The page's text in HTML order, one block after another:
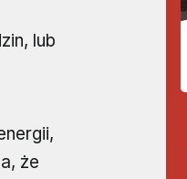
lub
że